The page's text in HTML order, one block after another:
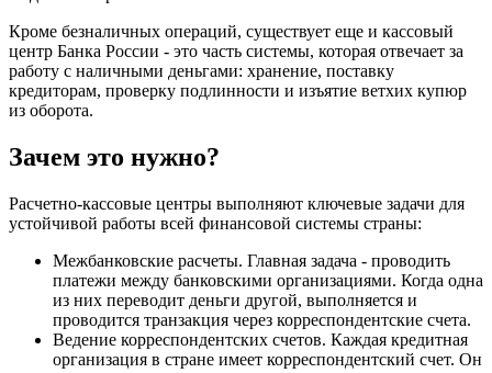
Кроме безналичных операций, существует еще и кассовый
центр Банка России - это часть системы, которая отвечает за
работу с наличными деньгами: хранение, поставку
кредиторам, проверку подлинности и изъятие ветхих купюр
из оборота.
Зачем это нужно?
Расчетно-кассовые центры выполняют ключевые задачи для
устойчивой работы всей финансовой системы страны:
Межбанковские расчеты. Главная задача - проводить
платежи между банковскими организациями. Когда одна
из них переводит деньги другой, выполняется и
проводится транзакция через корреспондентские счета.
Ведение корреспондентских счетов. Каждая кредитная
организация в стране имеет корреспондентский счет. Он